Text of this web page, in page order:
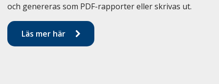
och genereras som PDF-rapporter eller skrivas ut.
Läs mer här